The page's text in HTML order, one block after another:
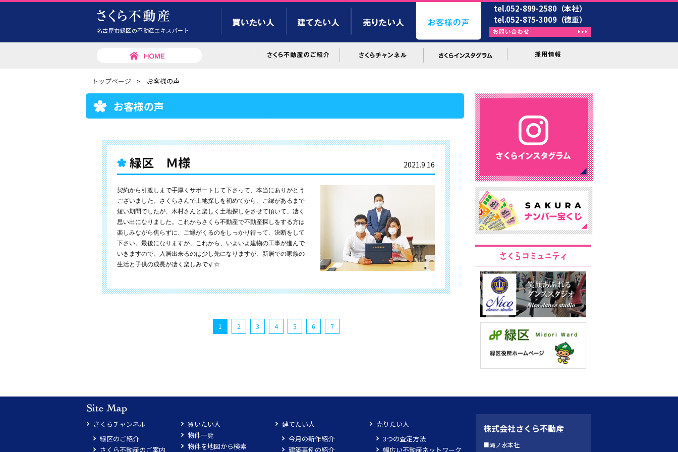
名古屋市緑区の不動産エキスパート
tel.052-899-2580（本社）
tel.052-875-3009（徳重）
トップページ > お客様の声
お客様の声
2021.9.16
緑区 Ｍ様
契約から引渡しまで手厚くサポートして下さって、本当にありがとう
ございました。さくらさんで土地探しを初めてから、ご縁があるまで
短い期間でしたが、木村さんと楽しく土地探しをさせて頂いて、凄く
思い出になりました。これからさくら不動産で不動産探しをする方は
楽しみながら焦らずに、ご縁がくるのをしっかり待って、決断をして
下さい。最後になりますが、これから、いよいよ建物の工事が進んで
いきますので、入居出来るのは少し先になりますが、新居での家族の
生活と子供の成長が凄く楽しみです☆
1 2 3 4 5 6 7
さくらチャンネル
緑区のご紹介
さくら不動産のご案内
買いたい人
物件一覧
物件を地図から検索
建てたい人
今月の新作紹介
建築事例の紹介
売りたい人
3つの査定方法
幅広い不動産ネットワーク
株式会社さくら不動産
■滝ノ水本社